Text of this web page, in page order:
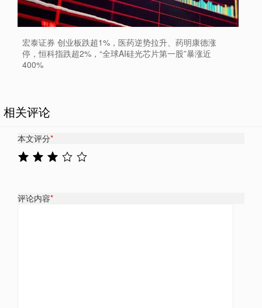
宏泰证券 创业板跌超1%，医药逆势拉升、药明康德涨
停，恒科指跌超2%，“全球AI硅光芯片第一股”暴涨近
400%
相关评论
本文评分*
评论内容*